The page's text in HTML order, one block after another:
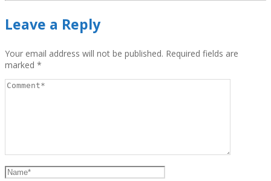
Leave a Reply
Your email address will not be published. Required fields are
marked *